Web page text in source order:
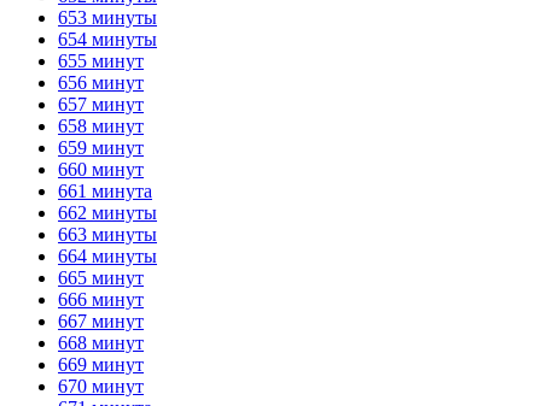
653 минуты
654 минуты
655 минут
656 минут
657 минут
658 минут
659 минут
660 минут
661 минута
662 минуты
663 минуты
664 минуты
665 минут
666 минут
667 минут
668 минут
669 минут
670 минут